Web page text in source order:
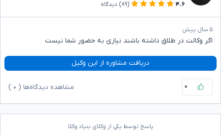
۴.۶
(۸۹) دیدگاه
۵ سال پیش
اگر وکالت در طلاق داشته باشند نیازی به حضور شما نیست
دریافت مشاوره از این وکیل
۰ مشاهده دیدگاه‌ها ( ۰
پاسخ توسط یکی از وکلای بنیاد وکلا